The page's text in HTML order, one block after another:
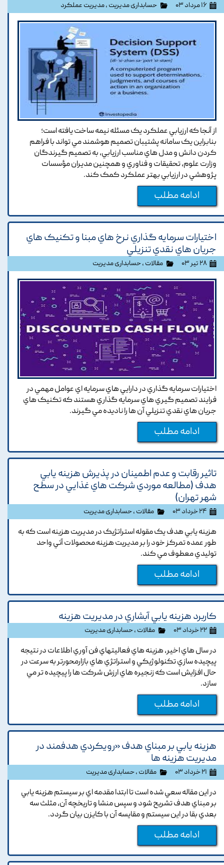
۱۶ مرداد ۰۳ حسابداری مدیریت ،مدیریت عملکرد
از آنجا که ارزيابي عملکرد يک مسئله نيمه ساخت يافته است؛
بنابراين يک سامانه پشتيبان تصميم هوشمند مي تواند با فراهم
کردن دانش و مدل هاي مناسب ارزيابي, به تصميم گيرندگان
وزارت علوم, تحقيقات و فناوري و همچنين مديران مؤسسات
پژوهشي در ارزيابي بهتر عملکرد کمک کند.
ادامه مطلب
اختيارات سرمايه گذاري نرخ هاي مبنا و تکنيک هاي
جريان هاي نقدي تنزيلي
۲۸ تیر ۰۳ مقالات ،حسابداری مدیریت
اختيارات سرمايه گذاري در دارايي هاي سرمايه اي عوامل مهمي در
فرايند تصميم گيري هاي سرمايه گذاري هستند که تکنيک هاي
جريان هاي نقدي تنزيلي آن ها را ناديده مي گيرند.
ادامه مطلب
تاثير رقابت و عدم اطمينان در پذيرش هزينه يابي
هدف (مطالعه موردي شرکت هاي غذايي در سطح
شهر تهران)
۲۴ خرداد ۰۳ مقالات ،حسابداری مدیریت
هزينه يابي هدف يک مقوله استراتژيک در مديريت هزينه است که به
طور عمده تمرکز خود را بر مديريت هزينه محصولات آتي واحد
توليدي معطوف مي کند.
ادامه مطلب
کاربرد هزينه يابي آبشاري در مديريت هزينه
۲۲ خرداد ۰۳ مقالات ،حسابداری مدیریت
در سال هاي اخير, هزينه هاي فعاليتهاي فن آوري اطلاعات در نتيجه
پيچيده سازي تکنولوژيکي و استراتژي هاي بازارمحورتر به سرعت در
حال افزايش است که زنجيره هاي ارزش شرکت ها را پيچيده تر مي
سازد.
ادامه مطلب
هزينه يابي بر مبناي هدف «رويکردي هدفمند در
مديريت هزينه ها
۲۱ خرداد ۰۳ مقالات ،حسابداری مدیریت
در اين مقاله سعي شده است تا ابتدا مقدمه اي بر سيستم هزينه يابي
بر مبناي هدف تشريح شود و سپس منشا و تاريخچه آن, مثلث سه
بعدي بقا در اين سيستم و مقايسه آن با کايزن بيان گردد.
ادامه مطلب